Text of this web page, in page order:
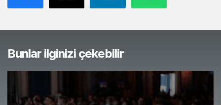
Bunlar ilginizi çekebilir